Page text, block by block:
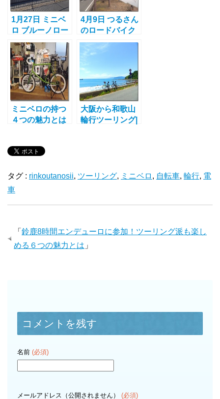
1月27日 ミニベ
ロ ブルーノロー
ド20で伊良湖岬
まで行って来ま
した！後篇
4月9日 つるさん
のロードバイク
とミニベロで奥
琵琶湖までツー
ミニベロの持つ
４つの魅力とは
大阪から和歌山
輪行ツーリング|
タグ : rinkoutanosii, ツーリング, ミニベロ , 自転車, 輪行, 電
車
「 鈴鹿8時間エンデューロに参加！ツーリング派も楽し
める６つの魅力とは 」
コメントを残す
名前 (必須)
メールアドレス（公開されません） (必須)